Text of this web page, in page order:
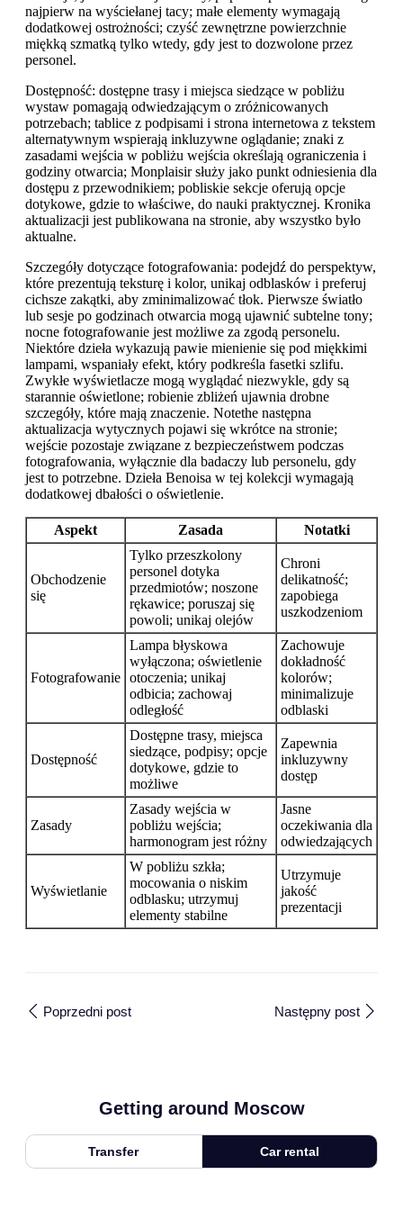
najpierw na wyściełanej tacy; małe elementy wymagają
dodatkowej ostrożności; czyść zewnętrzne powierzchnie
miękką szmatką tylko wtedy, gdy jest to dozwolone przez
personel.
Dostępność: dostępne trasy i miejsca siedzące w pobliżu
wystaw pomagają odwiedzającym o zróżnicowanych
potrzebach; tablice z podpisami i strona internetowa z tekstem
alternatywnym wspierają inkluzywne oglądanie; znaki z
zasadami wejścia w pobliżu wejścia określają ograniczenia i
godziny otwarcia; Monplaisir służy jako punkt odniesienia dla
dostępu z przewodnikiem; pobliskie sekcje oferują opcje
dotykowe, gdzie to właściwe, do nauki praktycznej. Kronika
aktualizacji jest publikowana na stronie, aby wszystko było
aktualne.
Szczegóły dotyczące fotografowania: podejdź do perspektyw,
które prezentują teksturę i kolor, unikaj odblasków i preferuj
cichsze zakątki, aby zminimalizować tłok. Pierwsze światło
lub sesje po godzinach otwarcia mogą ujawnić subtelne tony;
nocne fotografowanie jest możliwe za zgodą personelu.
Niektóre dzieła wykazują pawie mienienie się pod miękkimi
lampami, wspaniały efekt, który podkreśla fasetki szlifu.
Zwykłe wyświetlacze mogą wyglądać niezwykle, gdy są
starannie oświetlone; robienie zbliżeń ujawnia drobne
szczegóły, które mają znaczenie. Notethe następna
aktualizacja wytycznych pojawi się wkrótce na stronie;
wejście pozostaje związane z bezpieczeństwem podczas
fotografowania, wyłącznie dla badaczy lub personelu, gdy
jest to potrzebne. Dzieła Benoisa w tej kolekcji wymagają
dodatkowej dbałości o oświetlenie.
Aspekt Zasada Notatki
Obchodzenie
się
Tylko przeszkolony
personel dotyka
przedmiotów; noszone
rękawice; poruszaj się
powoli; unikaj olejów
Chroni
delikatność;
zapobiega
uszkodzeniom
Fotografowanie
Lampa błyskowa
wyłączona; oświetlenie
otoczenia; unikaj
odbicia; zachowaj
odległość
Zachowuje
dokładność
kolorów;
minimalizuje
odblaski
Dostępność
Dostępne trasy, miejsca
siedzące, podpisy; opcje
dotykowe, gdzie to
możliwe
Zapewnia
inkluzywny
dostęp
Zasady
Zasady wejścia w
pobliżu wejścia;
harmonogram jest różny
Jasne
oczekiwania dla
odwiedzających
Wyświetlanie
W pobliżu szkła;
mocowania o niskim
odblasku; utrzymuj
elementy stabilne
Utrzymuje
jakość
prezentacji
Poprzedni post Następny post
Getting around Moscow
Transfer Car rental